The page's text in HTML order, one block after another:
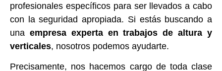
profesionales específicos para ser llevados a cabo
con la seguridad apropiada. Si estás buscando a
una empresa experta en trabajos de altura y
verticales, nosotros podemos ayudarte.
Precisamente, nos hacemos cargo de toda clase